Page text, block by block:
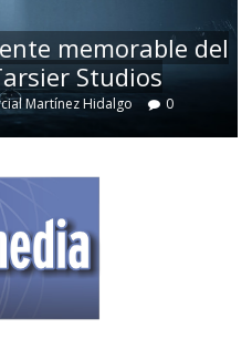
memorable del
Studios
Martínez Hidalgo 0